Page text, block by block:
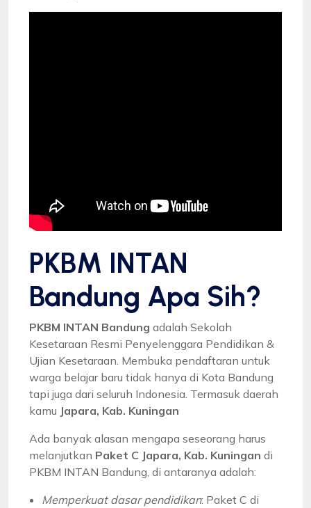
PKBM INTAN
Bandung Apa Sih?
PKBM INTAN Bandung adalah Sekolah
Kesetaraan Resmi Penyelenggara Pendidikan &
Ujian Kesetaraan. Membuka pendaftaran untuk
warga belajar baru tidak hanya di Kota Bandung
tapi juga dari seluruh Indonesia. Termasuk daerah
kamu Japara, Kab. Kuningan
Ada banyak alasan mengapa seseorang harus
melanjutkan Paket C Japara, Kab. Kuningan di
PKBM INTAN Bandung, di antaranya adalah:
Memperkuat dasar pendidikan: Paket C di